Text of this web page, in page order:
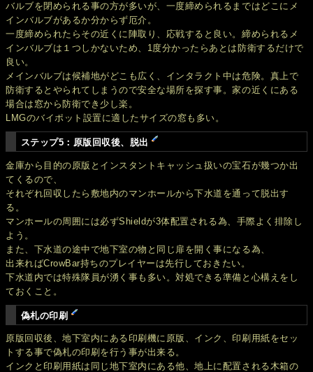
バルブを閉められる事の方が多いが、一度締められるまではどこにメ
インバルブがあるか分からず厄介。
一度締められたらその近くに陣取り、応戦すると良い。締められるメ
インバルブは１つしかないため、1度分かったらあとは防衛するだけで
良い。
メインバルブは候補地がどこも広く、インタラクト中は危険。真上で
防衛するとやられてしまうので安全な場所を探す事。家の近くにある
場合は窓から防衛でき少し楽。
LMGのバイポット設置に適したサイズの窓も多い。
ステップ5：原版回収後、脱出
金庫から目的の原版とインスタントキャッシュ扱いの宝石が幾つか出
てくるので、
それぞれ回収したら敷地内のマンホールから下水道を通って脱出す
る。
マンホールの周囲には必ずShieldが3体配置される為、手際よく排除し
よう。
また、下水道の途中で地下室の物と同じ扉を開く事になる為、
出来ればCrowBar持ちのプレイヤーは先行しておきたい。
下水道内では特殊隊員が湧く事も多い。対処できる準備と心構えをし
ておくこと。
偽札の印刷
原版回収後、地下室内にある印刷機に原版、インク、印刷用紙をセッ
トする事で偽札の印刷を行う事が出来る。
インクと印刷用紙は同じ地下室内にある他、地上に配置される木箱の